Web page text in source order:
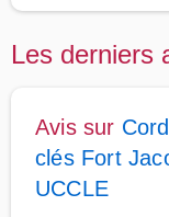
Les derniers
Avis sur
clés Fort
UCCLE